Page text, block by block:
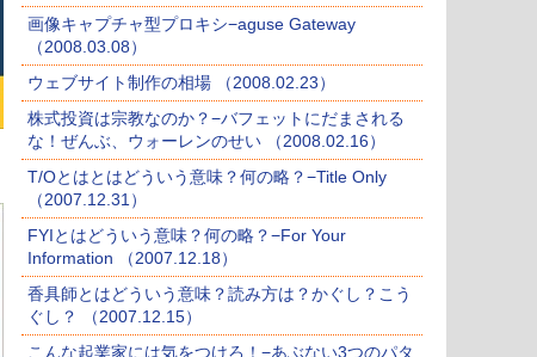
画像キャプチャ型プロキシ−aguse Gateway
（2008.03.08）
ウェブサイト制作の相場 （2008.02.23）
株式投資は宗教なのか？−バフェットにだまされる
な！ぜんぶ、ウォーレンのせい （2008.02.16）
T/Oとはとはどういう意味？何の略？−Title Only
（2007.12.31）
FYIとはどういう意味？何の略？−For Your
Information （2007.12.18）
香具師とはどういう意味？読み方は？かぐし？こう
ぐし？ （2007.12.15）
こんな起業家には気をつけろ！−あぶない3つのパタ